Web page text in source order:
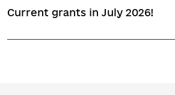
Current grants in July 2026!